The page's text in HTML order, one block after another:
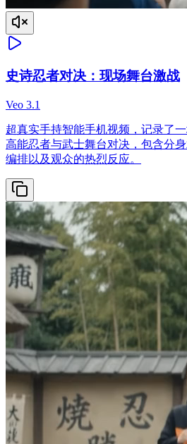
史诗忍者对决：现场舞台激战
Veo 3.1
超真实手持智能手机视频，记录了
高能忍者与武士舞台对决，包含分
编排以及观众的热烈反应。